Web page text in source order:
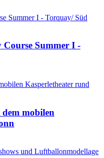
Summer I -
mobilen